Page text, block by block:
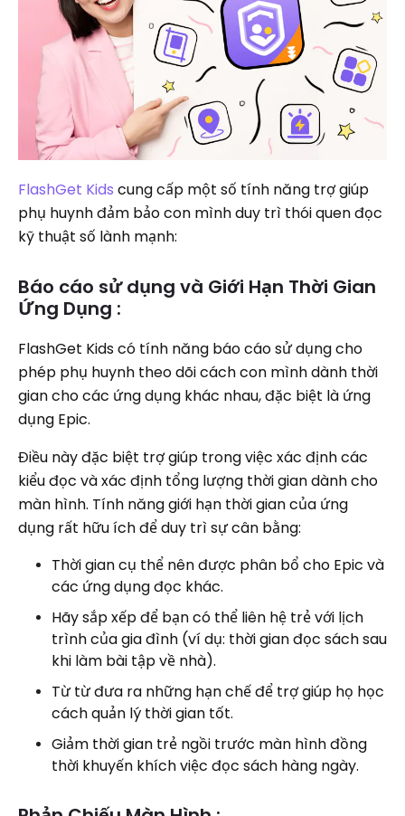
FlashGet Kids cung cấp một số tính năng trợ giúp
phụ huynh đảm bảo con mình duy trì thói quen đọc
kỹ thuật số lành mạnh:
Báo cáo sử dụng và Giới Hạn Thời Gian
Ứng Dụng :
FlashGet Kids có tính năng báo cáo sử dụng cho
phép phụ huynh theo dõi cách con mình dành thời
gian cho các ứng dụng khác nhau, đặc biệt là ứng
dụng Epic.
Điều này đặc biệt trợ giúp trong việc xác định các
kiểu đọc và xác định tổng lượng thời gian dành cho
màn hình. Tính năng giới hạn thời gian của ứng
dụng rất hữu ích để duy trì sự cân bằng:
Thời gian cụ thể nên được phân bổ cho Epic và
các ứng dụng đọc khác.
Hãy sắp xếp để bạn có thể liên hệ trẻ với lịch
trình của gia đình (ví dụ: thời gian đọc sách sau
khi làm bài tập về nhà).
Từ từ đưa ra những hạn chế để trợ giúp họ học
cách quản lý thời gian tốt.
Giảm thời gian trẻ ngồi trước màn hình đồng
thời khuyến khích việc đọc sách hàng ngày.